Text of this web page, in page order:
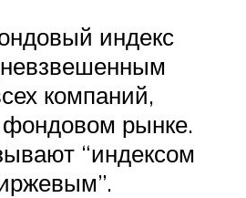
индекс
компаний,
рынке.
“индексом